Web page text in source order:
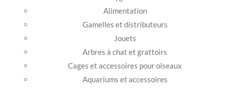
Alimentation
Gamelles et distributeurs
Jouets
Arbres à chat et grattoirs
Cages et accessoires pour oiseaux
Aquariums et accessoires